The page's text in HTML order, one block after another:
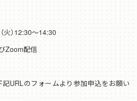
火）12:30〜14:30
Zoom配信
URLのフォームより参加申込をお願い